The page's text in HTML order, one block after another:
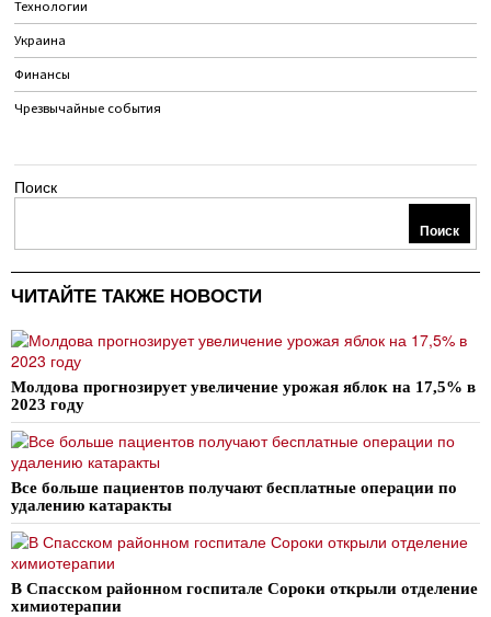
Технологии
Украина
Финансы
Чрезвычайные события
Поиск
Поиск
ЧИТАЙТЕ ТАКЖЕ НОВОСТИ
Молдова прогнозирует увеличение урожая яблок на 17,5% в
2023 году
Все больше пациентов получают бесплатные операции по
удалению катаракты
В Спасском районном госпитале Сороки открыли отделение
химиотерапии